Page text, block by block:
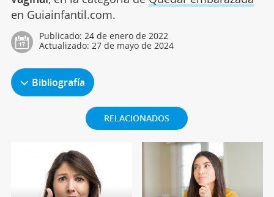
en Guiainfantil.com.
Publicado: 24 de enero de 2022
Actualizado: 27 de mayo de 2024
Bibliografía
RELACIONADOS